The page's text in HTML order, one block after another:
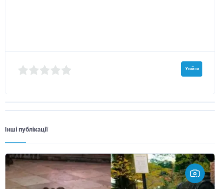
Увійти
Інші публікації